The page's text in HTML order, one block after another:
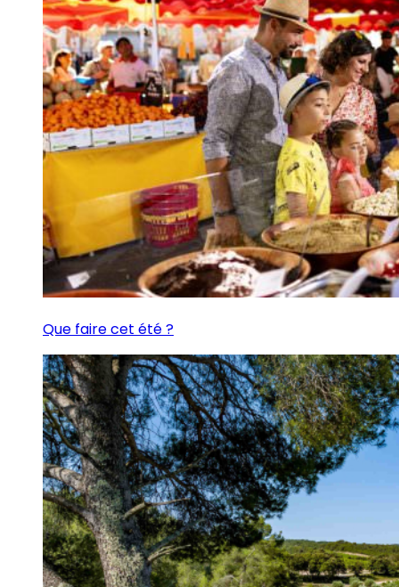
Que faire cet été ?